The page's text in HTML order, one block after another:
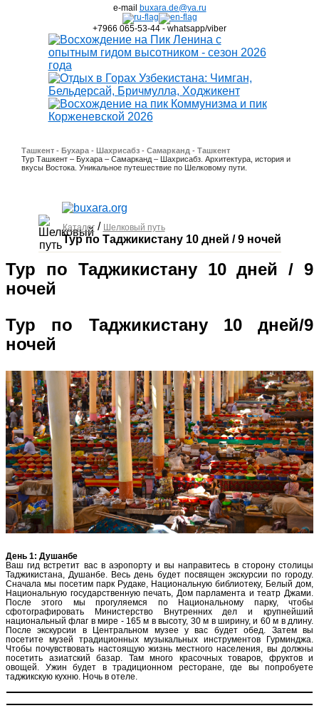
e-mail buxara.de@ya.ru
+7966 065-53-44 - whatsapp/viber
Ташкент - Бухара - Шахрисабз - Самарканд - Ташкент
Тур Ташкент – Бухара – Самарканд – Шахрисабз. Архитектура, история и
вкусы Востока. Уникальное путешествие по Шелковому пути.
Каталог/ Шелковый путь
Тур по Таджикистану 10 дней / 9 ночей
Тур по Таджикистану 10 дней / 9
ночей
Тур по Таджикистану 10 дней/9
ночей
День 1: Душанбе
Ваш гид встретит вас в аэропорту и вы направитесь в сторону столицы
Таджикистана, Душанбе. Весь день будет посвящен экскурсии по городу.
Сначала мы посетим парк Рудаке, Национальную библиотеку, Белый дом,
Национальную государственную печать, Дом парламента и театр Джами.
После этого мы прогуляемся по Национальному парку, чтобы
сфотографировать Министерство Внутренних дел и крупнейший
национальный флаг в мире - 165 м в высоту, 30 м в ширину, и 60 м в длину.
После экскурсии в Центральном музее у вас будет обед. Затем вы
посетите музей традиционных музыкальных инструментов Гурминджа.
Чтобы почувствовать настоящую жизнь местного населения, вы должны
посетить азиатский базар. Там много красочных товаров, фруктов и
овощей. Ужин будет в традиционном ресторане, где вы попробуете
таджикскую кухню. Ночь в отеле.